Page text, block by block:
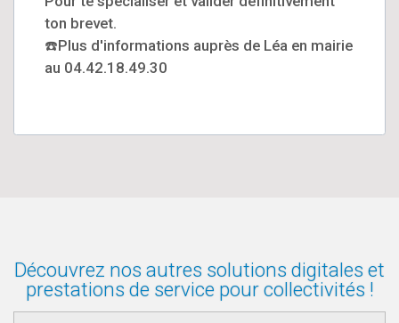
ton brevet.
☎️Plus d'informations auprès de Léa en mairie
au 04.42.18.49.30
Découvrez nos autres solutions digitales et
prestations de service pour collectivités !